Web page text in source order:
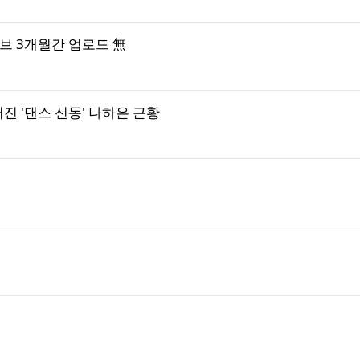
3개월간 업로드 無
'댄스 신동' 나하은 근황